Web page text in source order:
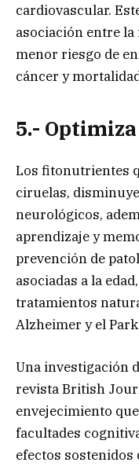
cardiovascular.
asociación entre
menor riesgo de
cáncer y
5.-
Los fitonutrientes
ciruelas,
neurológicos,
aprendizaje y
prevención de
asociadas a la
tratamientos
Alzheimer y el
Una investigación
revista British
envejecimiento
facultades
efectos